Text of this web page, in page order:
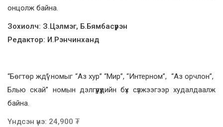
онцолж байна.
Зохиолч: З.Цэлмэг, Б.Бямбасүрэн
Редактор: И.Рэнчинханд
“Бөгтөр ждү” номыг “Аз хур” “Мир”, “Интерном”, “Аз орчлон”,
Блью скай” номын дэлгүүрүүдийн бүх сүлжээгээр худалдаалж
байна.
Үндсэн үнэ: 24,900 ₮